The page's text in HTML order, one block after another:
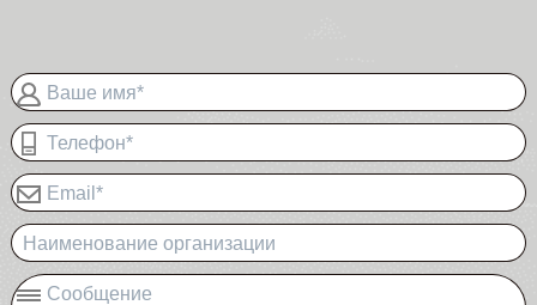
Ваше имя*
Телефон*
Email*
Наименование организации
Сообщение